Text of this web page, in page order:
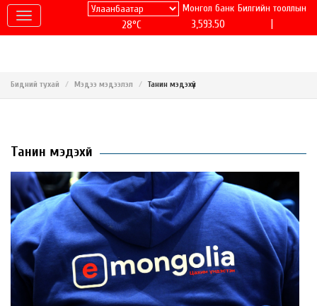
28°C
Монгол банк
3,593.50
Билгийн тооллын
Бидний тухай Мэдээ мэдээлэл Танин мэдэхүй
Танин мэдэхүй